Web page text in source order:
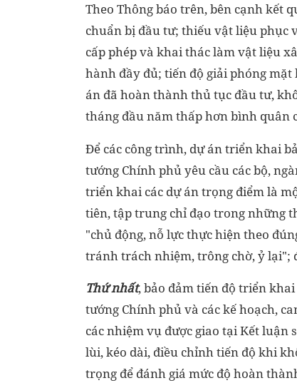
Theo Thông báo trên, bên cạnh kết
chuẩn bị đầu tư; thiếu vật liệu phục
cấp phép và khai thác làm vật liệu
hành đầy đủ; tiến độ giải phóng mặt
án đã hoàn thành thủ tục đầu tư,
tháng đầu năm thấp hơn bình quân
Để các công trình, dự án triển khai
tướng Chính phủ yêu cầu các bộ,
triển khai các dự án trọng điểm là
tiên, tập trung chỉ đạo trong những
"chủ động, nỗ lực thực hiện theo
tránh trách nhiệm, trông chờ, ỷ lại";
Thứ nhất, bảo đảm tiến độ triển
tướng Chính phủ và các kế hoạch,
các nhiệm vụ được giao tại Kết luận
lùi, kéo dài, điều chỉnh tiến độ khi
trọng để đánh giá mức độ hoàn